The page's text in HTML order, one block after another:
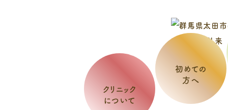
クリニック
について
初めての
方へ